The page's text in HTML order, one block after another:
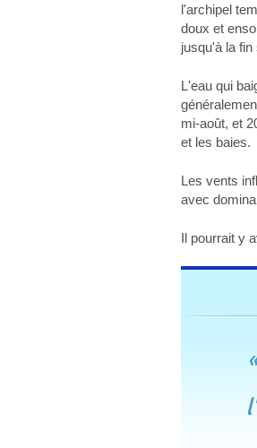
l'archipel
doux et
jusqu'à la
L'eau qui
mi-août, et
et les baies.
Les vents
avec
Il pourrait y